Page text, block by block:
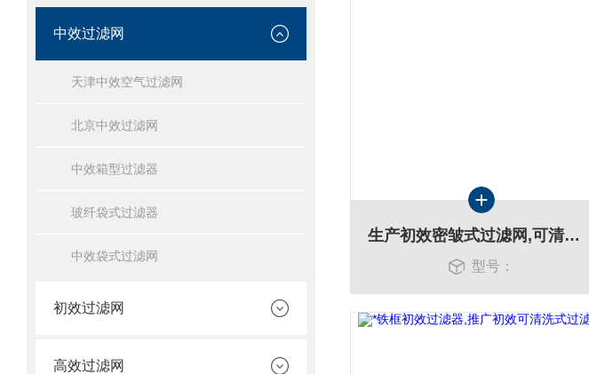
中效过滤网
天津中效空气过滤网
北京中效过滤网
中效箱型过滤器
玻纤袋式过滤器
中效袋式过滤网
初效过滤网
高效过滤网
生产初效密皱式过滤网,可清洗式尼龙过滤网
型号：